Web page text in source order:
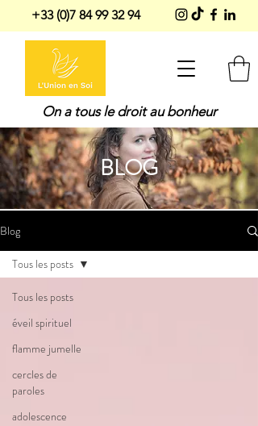
On a tous le droit au bonheur
+33 (0)7 84 99 32 94
BLOG
Blog
Tous les posts
éveil spirituel
flamme jumelle
cercles de
paroles
adolescence
Tous les posts